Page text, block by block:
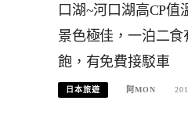
口湖~河口湖高CP值
景色極佳，一泊二食
飽，有免費接駁車
日本旅遊 阿MON